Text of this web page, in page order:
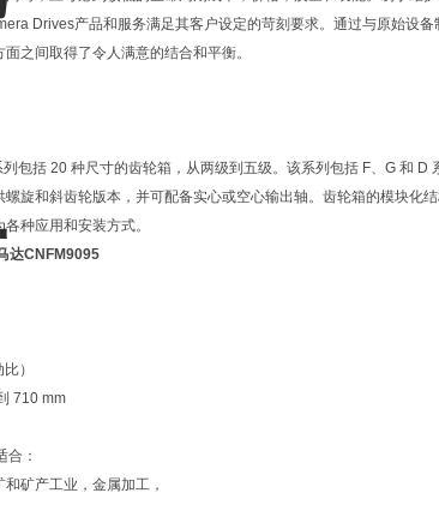
Drives产品和服务满足其客户设定的苛刻要求。通过与原始设
之间取得了令人满意的结合和平衡。
包括 20 种尺寸的齿轮箱，从两级到五级。该系列包括 F、G 和 D
旋和斜齿轮版本，并可配备实心或空心输出轴。齿轮箱的模块化
种应用和安装方式。
达CNFM9095
）
710 mm
合：
矿产工业，金属加工，